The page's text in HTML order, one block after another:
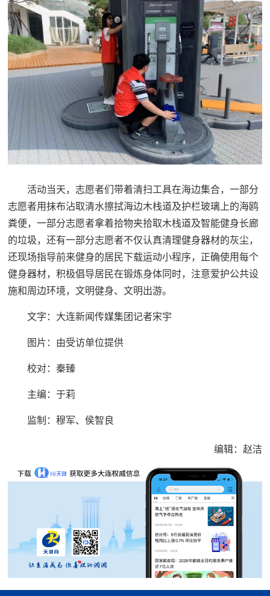
活动当天，志愿者们带着清扫工具在海边集合，一部分
志愿者用抹布沾取清水擦拭海边木栈道及护栏玻璃上的海鸥
粪便，一部分志愿者拿着拾物夹拾取木栈道及智能健身长廊
的垃圾，还有一部分志愿者不仅认真清理健身器材的灰尘，
还现场指导前来健身的居民下载运动小程序，正确使用每个
健身器材，积极倡导居民在锻炼身体同时，注意爱护公共设
施和周边环境，文明健身、文明出游。
文字：大连新闻传媒集团记者宋宇
图片：由受访单位提供
校对：秦臻
主编：于莉‍‍‍
监制：穆军、侯智良
编辑：赵洁